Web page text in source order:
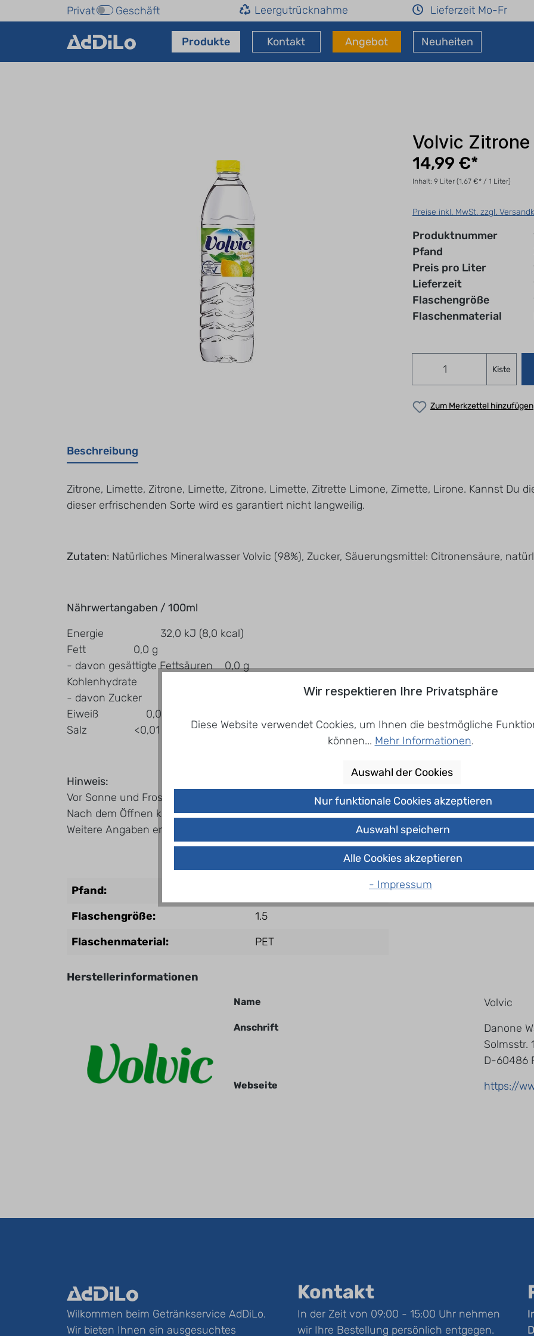
Privat Geschäft Leergutrücknahme Lieferzeit Mo-Fr
Produkte Kontakt Angebot Neuheiten
Volvic
14,99 €*
Inhalt: 9 Liter (1,67 €* / 1 Liter)
Preise inkl. MwSt. zzgl.
Produktnummer
Pfand
Preis pro Liter
Lieferzeit
Flaschengröße
Flaschenmaterial
Kiste
Zum Merkzettel hinzufügen
Beschreibung
Zitrone, Limette, Zitrone, Limette, Zitrone, Limette, Zitrette Limone, Zimette, Lirone. Kannst Du
dieser erfrischenden Sorte wird es garantiert nicht langweilig.
Zutaten: Natürliches Mineralwasser Volvic (98%), Zucker, Säuerungsmittel: Citronensäure,
Nährwertangaben / 100ml
Energie 32,0 kJ (8,0 kcal)
Fett 0,0 g
- davon gesättigte Fettsäuren 0,0 g
Kohlenhydrate 1,9 g
- davon Zucker 1,9 g
Eiweiß 0,0 g
Salz <0,01 g
Hinweis:
Vor Sonne und Frost schützen und an einem sauberen, trockenen, kühlen und geruchlosen Ort
Nach dem Öffnen kühl lagern und mindestens innerhalb von 3 Tagen verbrauchen.
Weitere Angaben entnehmen Sie bitte dem Etikett des Produktes.
Pfand:
Flaschengröße:
1.5
Flaschenmaterial:
PET
Herstellerinformationen
Name Volvic
Anschrift
Danone
Solmsstr.
D-60486
Webseite https://
Wilkommen beim Getränkservice AdDiLo.
Wir bieten Ihnen ein ausgesuchtes
Kontakt
In der Zeit von 09:00 - 15:00 Uhr nehmen
wir Ihre Bestellung persönlich entgegen.
Wir respektieren Ihre Privatsphäre
Diese Website verwendet Cookies, um Ihnen die bestmögliche
können... Mehr Informationen.
Auswahl der Cookies
Nur funktionale Cookies akzeptieren
Auswahl speichern
Alle Cookies akzeptieren
- Impressum